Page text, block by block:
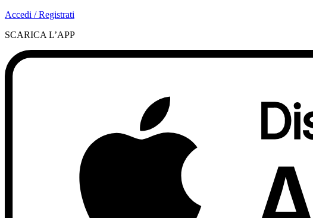
Accedi / Registrati
SCARICA L’APP